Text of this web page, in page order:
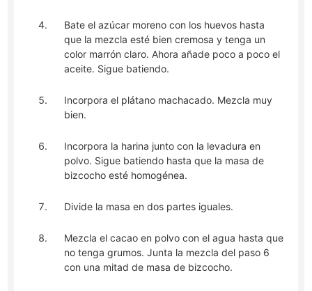
Bate el azúcar moreno con los huevos hasta
que la mezcla esté bien cremosa y tenga un
color marrón claro. Ahora añade poco a poco el
aceite. Sigue batiendo.
Incorpora el plátano machacado. Mezcla muy
bien.
Incorpora la harina junto con la levadura en
polvo. Sigue batiendo hasta que la masa de
bizcocho esté homogénea.
Divide la masa en dos partes iguales.
Mezcla el cacao en polvo con el agua hasta que
no tenga grumos. Junta la mezcla del paso 6
con una mitad de masa de bizcocho.